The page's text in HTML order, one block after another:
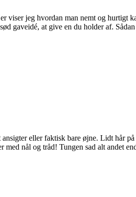
jeg hvordan man nemt og hurtigt
gaveidé, at give en du holder af.
eller faktisk bare øjne. Lidt hår
nål og tråd! Tungen sad alt andet